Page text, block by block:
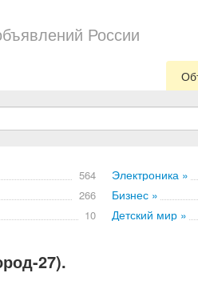
России
564 Электроника »
266 Бизнес »
10 Детский мир »
27).